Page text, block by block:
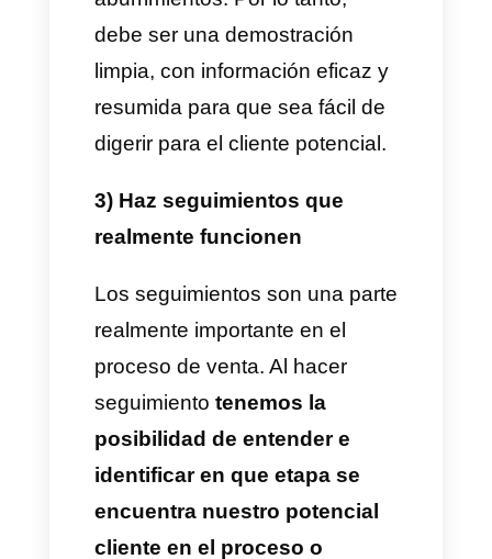
soluciones que tu producto
pueda resolver, es decir,
aunque todos utilicen tu
servicio, puede que algunos no
lo utilicen para el mismo
propósito. Esto significa que tu
discurso de ventas debe
cambiar según el dolor y caso
de cada cliente.
La idea en este caso es que
entiendas exactamente lo que